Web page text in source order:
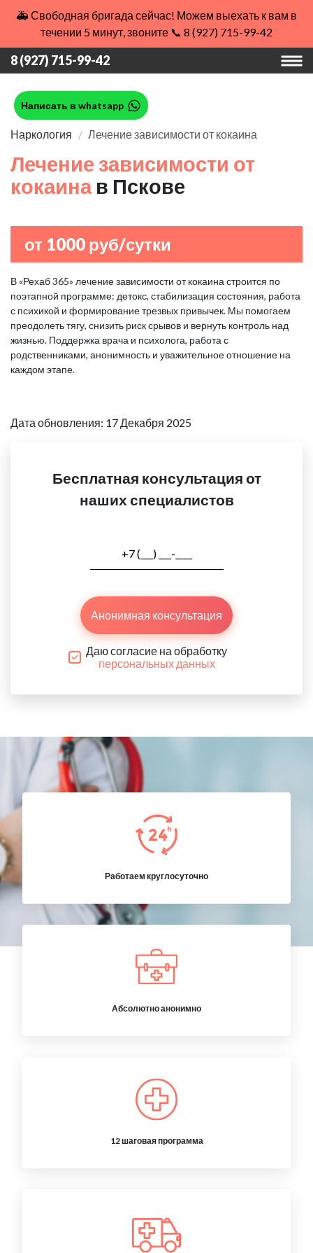
🚑 Свободная бригада сейчас! Можем выехать к вам в
течении 5 минут, звоните 📞 8 (927) 715-99-42
8 (927) 715-99-42
Написать в whatsapp
Наркология Лечение зависимости от кокаина
Лечение зависимости от
кокаина в Пскове
от 1000 руб/сутки
В «Рехаб 365» лечение зависимости от кокаина строится по
поэтапной программе: детокс, стабилизация состояния, работа
с психикой и формирование трезвых привычек. Мы помогаем
преодолеть тягу, снизить риск срывов и вернуть контроль над
жизнью. Поддержка врача и психолога, работа с
родственниками, анонимность и уважительное отношение на
каждом этапе.
Дата обновления: 17 Декабря 2025
Бесплатная консультация от
наших специалистов
Анонимная консультация
Даю согласие на обработку
персональных данных
Работаем круглосуточно
Абсолютно анонимно
12 шаговая программа